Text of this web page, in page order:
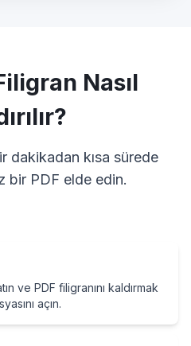
Nasıl
dakikadan kısa sürede
bir PDF elde edin.
ve PDF filigranını kaldırmak
açın.